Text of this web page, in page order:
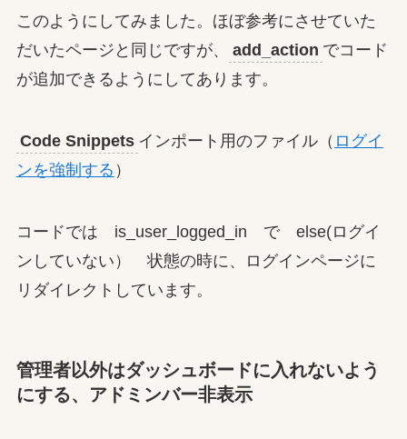
このようにしてみました。ほぼ参考にさせていた
だいたページと同じですが、
add_action でコード
が追加できるようにしてあります。
Code Snippets インポート用のファイル（ ログイ
ンを強制する ）
コードでは is_user_logged_in で else(ログイ
ンしていない） 状態の時に、ログインページに
リダイレクトしています。
管理者以外はダッシュボードに入れないよう
にする、アドミンバー非表示